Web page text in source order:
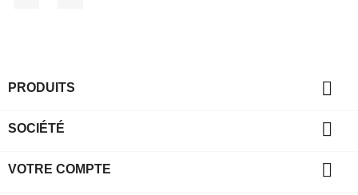
PRODUITS 
SOCIÉTÉ 
VOTRE COMPTE 